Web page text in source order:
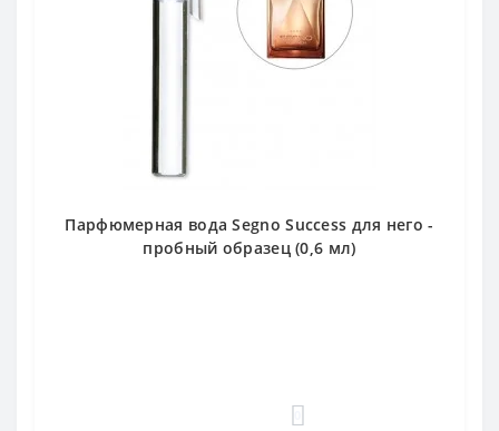
Парфюмерная вода Segno Success для него -
пробный образец (0,6 мл)